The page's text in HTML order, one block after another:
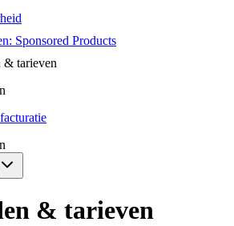
Sponsored Products
& tarieven
& tarieven